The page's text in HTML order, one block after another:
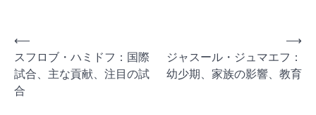
P
o
s
⟵
スフロブ・ハミドフ：国際
試合、主な貢献、注目の試
合
ジャスール・ジュマエフ：
幼少期、家族の影響、教育
⟶